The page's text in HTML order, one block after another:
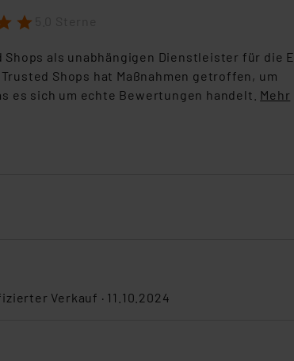
5
Shops als unabhängigen Dienstleister für die
Shops hat Maßnahmen getroffen, um
es sich um echte Bewertungen handelt. Mehr
Verkauf · 11.10.2024